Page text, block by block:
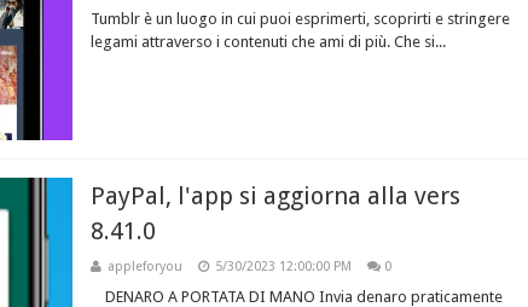
Tumblr è un luogo in cui puoi esprimerti, scoprirti e stringere
legami attraverso i contenuti che ami di più. Che si...
PayPal, l'app si aggiorna alla vers
8.41.0
appleforyou 5/30/2023 12:00:00 PM 0
DENARO A PORTATA DI MANO Invia denaro praticamente